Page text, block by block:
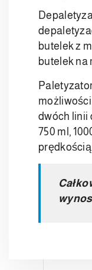
butelek z
butelek na
dwóch linii
750 ml,
prędkością